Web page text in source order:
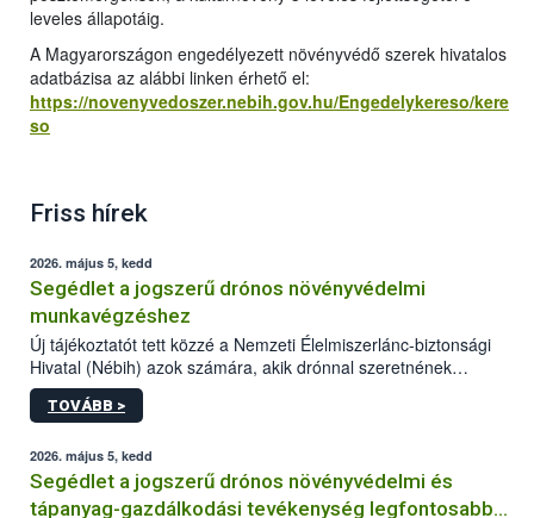
leveles állapotáig.
A Magyarországon engedélyezett növényvédő szerek hivatalos
adatbázisa az alábbi linken érhető el:
https://novenyvedoszer.nebih.gov.hu/Engedelykereso/kere
so
Friss hírek
2026. május 5, kedd
Segédlet a jogszerű drónos növényvédelmi
munkavégzéshez
Új tájékoztatót tett közzé a Nemzeti Élelmiszerlánc-biztonsági
Hivatal (Nébih) azok számára, akik drónnal szeretnének
növényvédelmi vagy tápanyag-gazdálkodási tevékenységet
végezni Magyarországon. Az összefoglaló részletesen
műszaki és hatósági feltételek.
TOVÁBB >
2026. május 5, kedd
Segédlet a jogszerű drónos növényvédelmi és
tápanyag-gazdálkodási tevékenység legfontosabb